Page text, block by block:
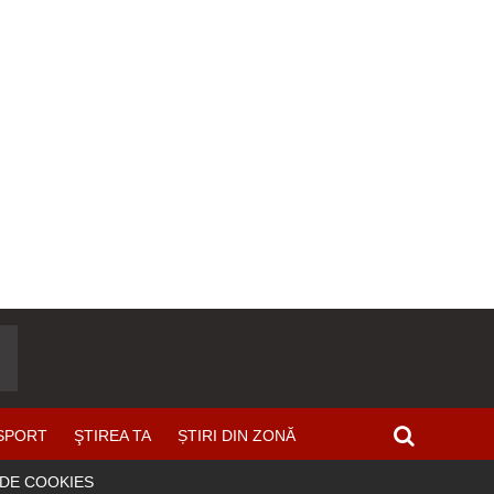
ŞTIREA TA ȘTIRI DIN ZONĂ
COOKIES